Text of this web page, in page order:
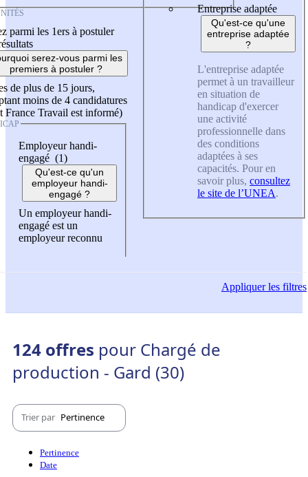
parmi les 1ers à postuler
serez-vous parmi les
premiers à postuler ?
de plus de 15 jours,
moins de 4 candidatures
France Travail est informé)
Employeur handi-
engagé (1)
Qu'est-ce qu'un
employeur handi-
engagé ?
Un employeur handi-
engagé est un
employeur reconnu
Entreprise adaptée
Qu'est-ce qu'une
entreprise adaptée
?
L'entreprise adaptée
permet à un travailleur
en situation de
handicap d'exercer
une activité
professionnelle dans
des conditions
adaptées à ses
capacités. Pour en
savoir plus, consultez
le site de l’UNEA.
Appliquerles filtres
124 offres pour Chargé de
production - Gard (30)
Trier par Pertinence
Pertinence
Date